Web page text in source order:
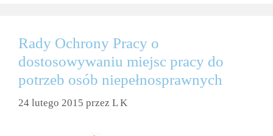
Rady Ochrony Pracy o
dostosowywaniu miejsc pracy do
potrzeb osób niepełnosprawnych
24 lutego 2015 przez L K